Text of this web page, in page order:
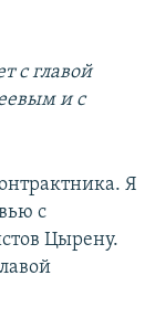
с главой
и с
Я
с
Цырену.